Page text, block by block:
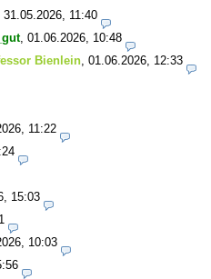
31.05.2026, 11:40
, 01.06.2026, 10:48
Bienlein 01.06.2026, 12:33
11:22
15:03
10:03